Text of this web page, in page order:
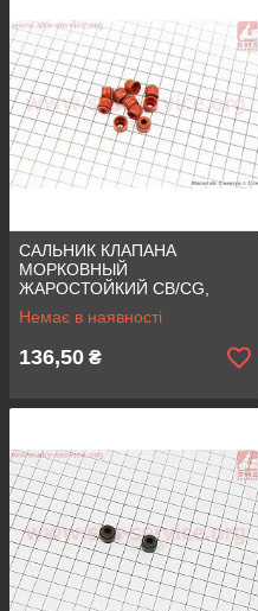
САЛЬНИК КЛАПАНА
МОРКОВНЫЙ
ЖАРОСТОЙКИЙ CB/CG,
10ШТ 5.5 mm
Немає в наявності
136,50 ₴